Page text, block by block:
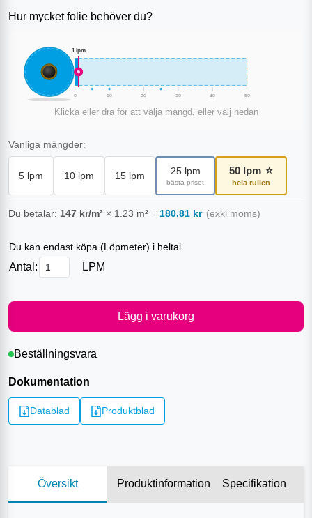
Hur mycket folie behöver du?
1 lpm
0 10 20 30 40 50
Klicka eller dra för att välja mängd, eller välj nedan
Vanliga mängder:
5 lpm 10 lpm 15 lpm 25lpm
bästa priset
50 lpm ⭐
hela rullen
Du betalar: 147 kr/m² × 1.23 m² = 180.81 kr (exkl moms)
Du kan endast köpa (Löpmeter) i heltal.
Antal: LPM
Lägg i varukorg
Beställningsvara
Dokumentation
Datablad Produktblad
Översikt Produktinformation Specifikation